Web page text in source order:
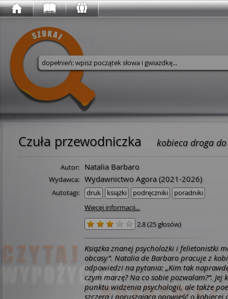
Wyszukaj w serwisie
Czuła przewodniczka kobieca droga
Autor: Natalia Barbaro
Wydawca: Wydawnictwo Agora (2021-2026)
Autotagi: druk książki podręczniki
poradniki
Więcej informacji...
2.8(25 głosów)
Książka znanej psycholożki i felietonistki
obcasy”. Natalia de Barbaro pracuje z
odpowiedzi na pytania: „Kim tak
czym marzę? Na co sobie pozwalam?”. Jej
punktu widzenia psychologii, ale także
szczera i poruszająca opowieść o